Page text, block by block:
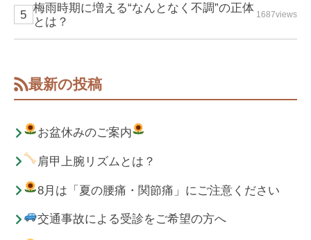
梅雨時期に増える“なんとなく不調”の正体
とは？
1687views
最新の投稿
お盆休みのご案内
肩甲上腕リズムとは？
8月は「夏の腰痛・関節痛」にご注意ください
交通事故による受診をご希望の方へ